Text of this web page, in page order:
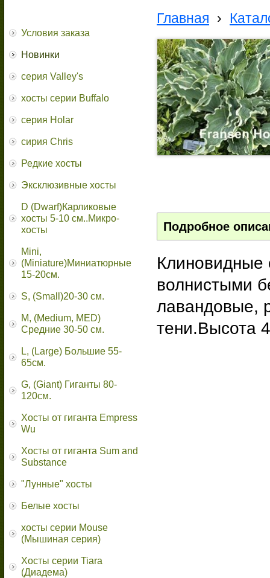
Условия заказа
Новинки
серия Valley's
хосты серии Buffalo
серия Holar
сирия Chris
Редкие хосты
Эксклюзивные хосты
D (Dwarf)Карликовые
хосты 5-10 см..Микро-
хосты
Mini,
(Miniature)Миниатюрные
15-20см.
S, (Small)20-30 см.
M, (Medium, MED)
Средние 30-50 см.
L, (Large) Большие 55-
65cм.
G, (Giant) Гиганты 80-
120см.
Хосты от гиганта Empress
Wu
Хосты от гиганта Sum and
Substance
"Лунные" хосты
Белые хосты
хосты серии Mouse
(Мышиная серия)
Хосты серии Tiara
(Диадема)
Главная ›
Подробное
Клиновидные
волнистыми
лавандовые,
тени.Высота